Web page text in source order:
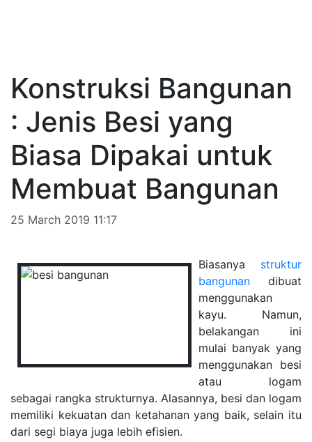
Konstruksi Bangunan
: Jenis Besi yang
Biasa Dipakai untuk
Membuat Bangunan
25 March 2019 11:17
Biasanya struktur
bangunan dibuat
menggunakan
kayu. Namun,
belakangan ini
mulai banyak yang
menggunakan besi
atau logam
sebagai rangka strukturnya. Alasannya, besi dan logam
memiliki kekuatan dan ketahanan yang baik, selain itu
dari segi biaya juga lebih efisien.